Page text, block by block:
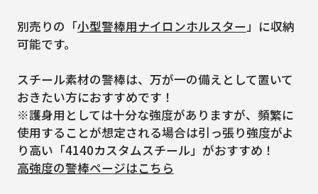
別売りの「小型警棒用ナイロンホルスター」に収納
可能です。
スチール素材の警棒は、万が一の備えとして置いて
おきたい方におすすめです！
※護身用としては十分な強度がありますが、頻繁に
使用することが想定される場合は引っ張り強度がよ
り高い「4140カスタムスチール」がおすすめ！
高強度の警棒ページはこちら